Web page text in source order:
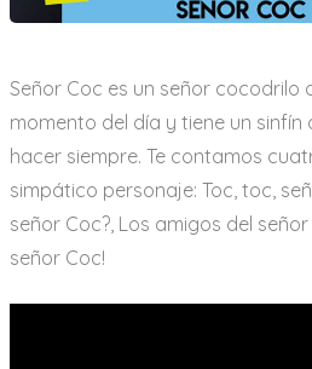
Señor Coc es un señor cocodrilo
momento del día y tiene un
hacer siempre. Te contamos
simpático personaje: Toc, toc,
señor Coc?, Los amigos del señor
señor Coc!